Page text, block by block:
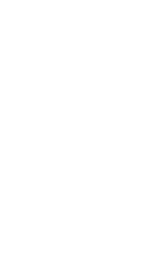
Color: Azul, Talla: L